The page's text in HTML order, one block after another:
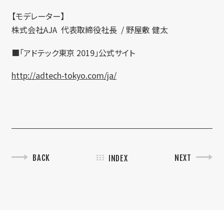
【モデレーター】
株式会社AJA 代表取締役社長 / 野屋敷 健太
■「アドテック東京 2019」公式サイト
http://adtech-tokyo.com/ja/
BACK INDEX NEXT